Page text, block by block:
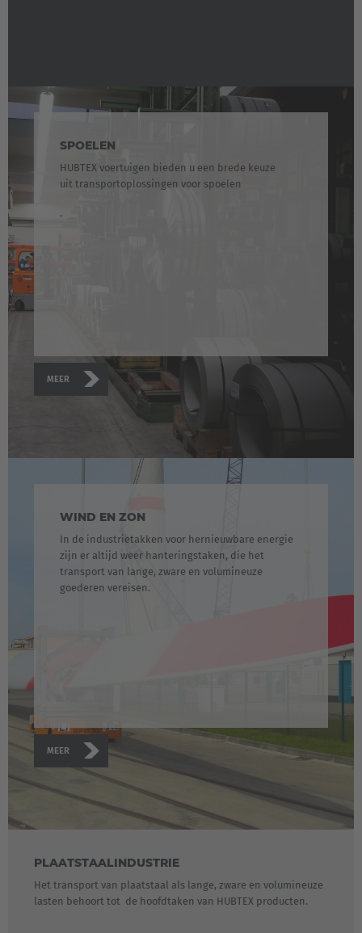
SPOELEN
HUBTEX voertuigen bieden u een brede keuze
uit transportoplossingen voor spoelen
.
MEER
WIND EN ZON
In de industrietakken voor hernieuwbare energie
zijn er altijd weer hanteringstaken, die het
transport van lange, zware en volumineuze
goederen vereisen.
MEER
PLAATSTAALINDUSTRIE
Het transport van plaatstaal als lange, zware en volumineuze
lasten behoort tot de hoofdtaken van HUBTEX producten.